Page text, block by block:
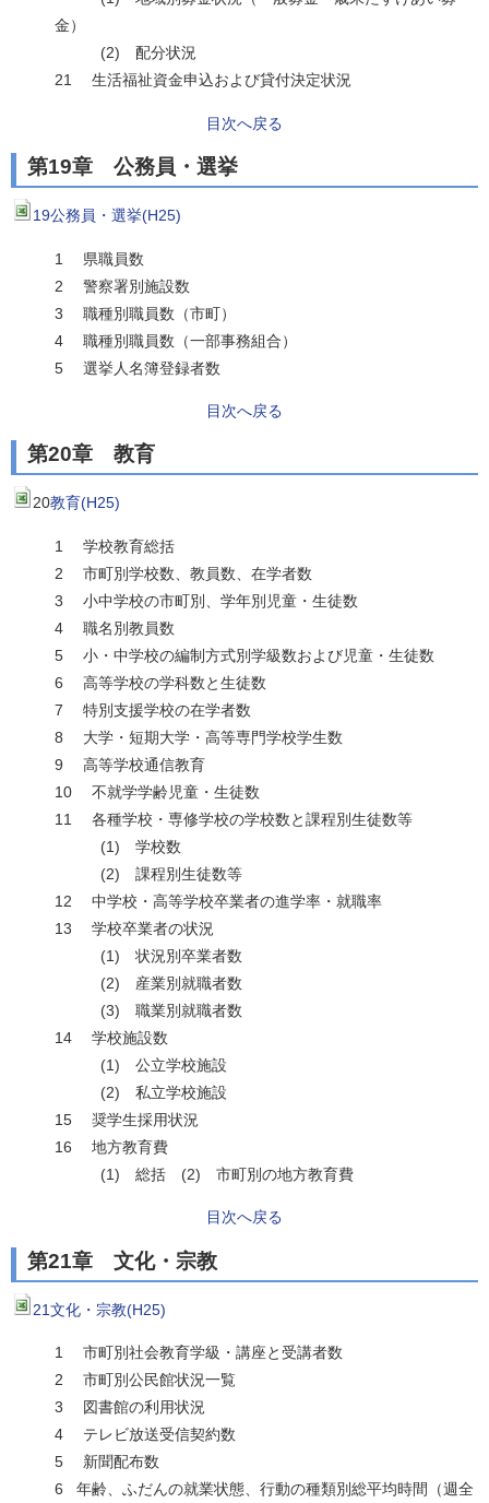
金）
(2) 配分状況
21 生活福祉資金申込および貸付決定状況
目次へ戻る
第19章 公務員・選挙
19公務員・選挙(H25)
1 県職員数
2 警察署別施設数
3 職種別職員数（市町）
4 職種別職員数（一部事務組合）
5 選挙人名簿登録者数
目次へ戻る
第20章 教育
20教育(H25)
1 学校教育総括
2 市町別学校数、教員数、在学者数
3 小中学校の市町別、学年別児童・生徒数
4 職名別教員数
5 小・中学校の編制方式別学級数および児童・生徒数
6 高等学校の学科数と生徒数
7 特別支援学校の在学者数
8 大学・短期大学・高等専門学校学生数
9 高等学校通信教育
10 不就学学齢児童・生徒数
11 各種学校・専修学校の学校数と課程別生徒数等
(1) 学校数
(2) 課程別生徒数等
12 中学校・高等学校卒業者の進学率・就職率
13 学校卒業者の状況
(1) 状況別卒業者数
(2) 産業別就職者数
(3) 職業別就職者数
14 学校施設数
(1) 公立学校施設
(2) 私立学校施設
15 奨学生採用状況
16 地方教育費
(1) 総括 (2) 市町別の地方教育費
目次へ戻る
第21章 文化・宗教
21文化・宗教(H25)
1 市町別社会教育学級・講座と受講者数
2 市町別公民館状況一覧
3 図書館の利用状況
4 テレビ放送受信契約数
5 新聞配布数
6 年齢、ふだんの就業状態、行動の種類別総平均時間（週全